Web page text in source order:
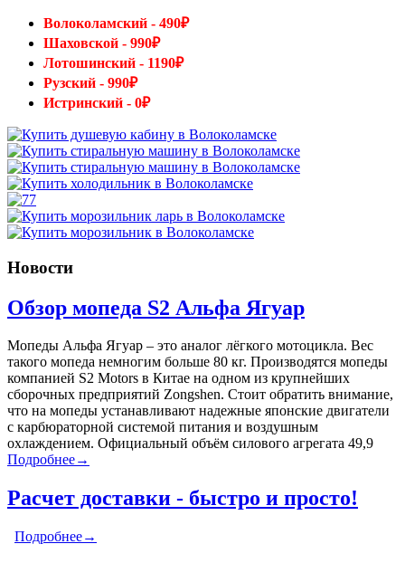
Волоколамский - 490₽
Шаховской - 990₽
Лотошинский - 1190₽
Рузский - 990₽
Истринский - 0₽
Новости
Обзор мопеда S2 Альфа Ягуар
Мопеды Альфа Ягуар – это аналог лёгкого мотоцикла. Вес
такого мопеда немногим больше 80 кг. Производятся мопеды
компанией S2 Motors в Китае на одном из крупнейших
сборочных предприятий Zongshen. Стоит обратить внимание,
что на мопеды устанавливают надежные японские двигатели
с карбюраторной системой питания и воздушным
охлаждением. Официальный объём силового агрегата 49,9
Подробнее→
Расчет доставки - быстро и просто!
Подробнее→